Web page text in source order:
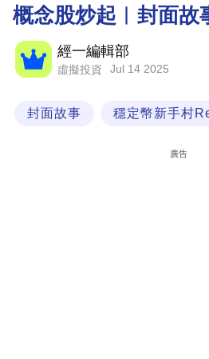
商
業
科
概念股炒起︳封面故
經一編輯部
虛擬投資 Jul 14 2025
封面故事 穩定幣新手村
廣告